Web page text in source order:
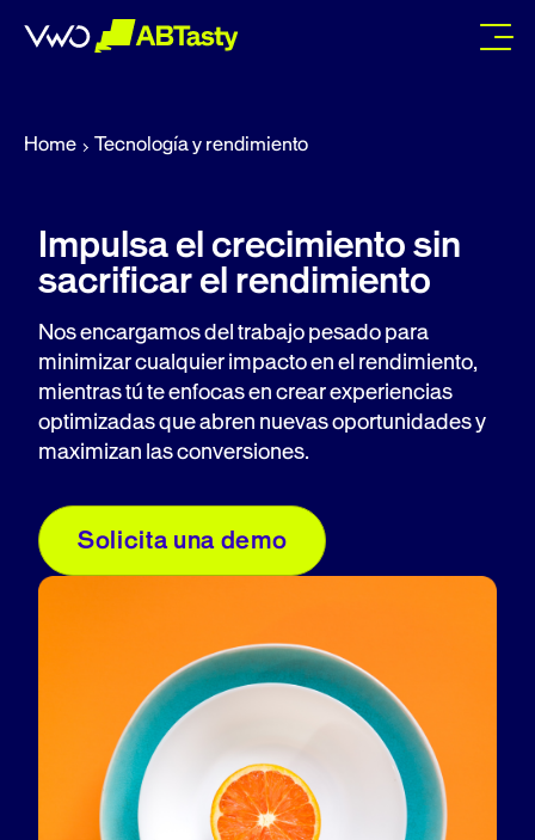
Home Tecnología y rendimiento
Impulsa el crecimiento sin
sacrificar el rendimiento
Nos encargamos del trabajo pesado para
minimizar cualquier impacto en el rendimiento,
mientras tú te enfocas en crear experiencias
optimizadas que abren nuevas oportunidades y
maximizan las conversiones.
Solicita una demo